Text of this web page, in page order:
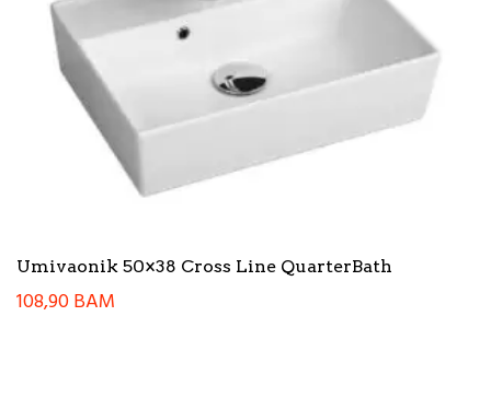
Umivaonik 50×38 Cross Line QuarterBath
108,90BAM